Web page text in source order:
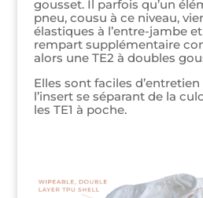
gousset. Il parfois qu’un
pneu, cousu à ce niveau,
élastiques à l’entre-jambe
rempart supplémentaire
alors une TE2 à doubles
Elles sont faciles
l’insert se séparant de la
les TE1 à poche.